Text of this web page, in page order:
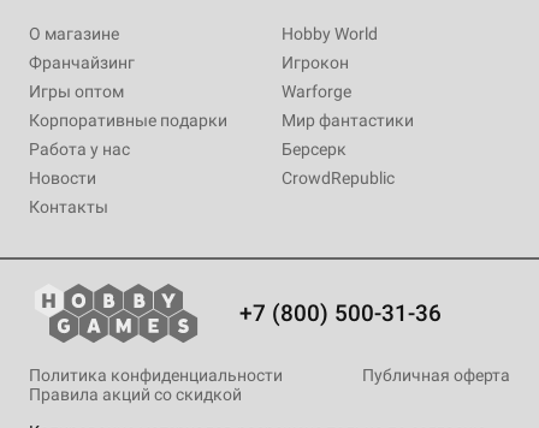
О магазине
Франчайзинг
Игры оптом
Корпоративные подарки
Работа у нас
Новости
Контакты
Hobby World
Игрокон
Warforge
Мир фантастики
Берсерк
CrowdRepublic
+7 (800) 500-31-36
Политика конфиденциальности
Публичная оферта
Правила акций со скидкой